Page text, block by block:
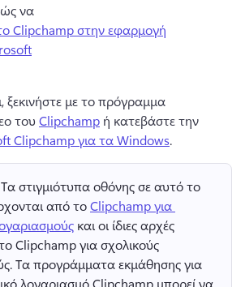
να
Clipchamp στην εφαρμογή
ξεκινήστε με το πρόγραμμα
του Clipchamp ή κατεβάστε την
Clipchamp για τα Windows.
Τα στιγμιότυπα οθόνης σε αυτό το
από το Clipchamp για
και οι ίδιες αρχές
Clipchamp για σχολικούς
Τα προγράμματα εκμάθησης για
λογαριασμό Clipchamp μπορεί να